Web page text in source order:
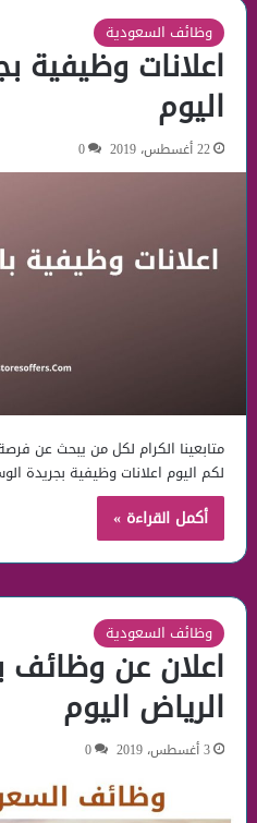
وظائف السعودية
اعلانات وظيفية
اليوم
22 أغسطس، 2019 0
متابعينا الكرام لكل من يبحث عن
لكم اليوم اعلانات وظيفية بجريدة
أكمل القراءة »
وظائف السعودية
اعلان عن وظائف
الرياض اليوم
3 أغسطس، 2019 0